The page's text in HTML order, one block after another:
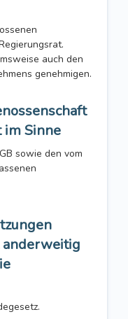
auch den
genehmigen.
im Sinne
sowie den vom
anderweitig